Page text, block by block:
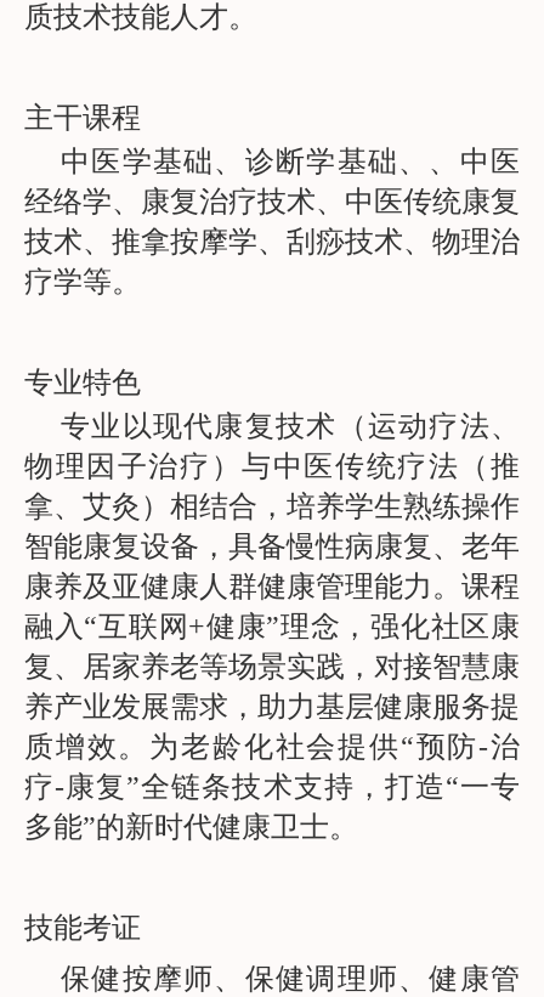
质技术技能人才。
主干课程
中医学基础、诊断学基础、、中医
经络学、康复治疗技术、中医传统康复
技术、推拿按摩学、刮痧技术、物理治
疗学等。
专业特色
专业以现代康复技术（运动疗法、
物理因子治疗）与中医传统疗法（推
拿、艾灸）相结合，培养学生熟练操作
智能康复设备，具备慢性病康复、老年
康养及亚健康人群健康管理能力。课程
融入“互联网+健康”理念，强化社区康
复、居家养老等场景实践，对接智慧康
养产业发展需求，助力基层健康服务提
质增效。为老龄化社会提供“预防-治
疗-康复”全链条技术支持，打造“一专
多能”的新时代健康卫士。
技能考证
保健按摩师、保健调理师、健康管